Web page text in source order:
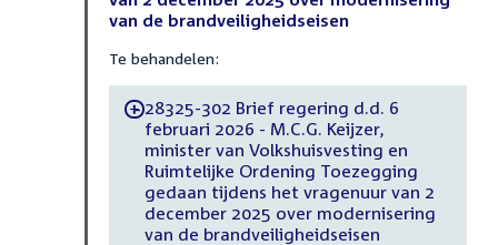
van de brandveiligheidseisen
Te behandelen:
-28325-302 Brief regering d.d. 6
februari 2026 - M.C.G. Keijzer,
minister van Volkshuisvesting en
Ruimtelijke Ordening Toezegging
gedaan tijdens het vragenuur van 2
december 2025 over modernisering
van de brandveiligheidseisen